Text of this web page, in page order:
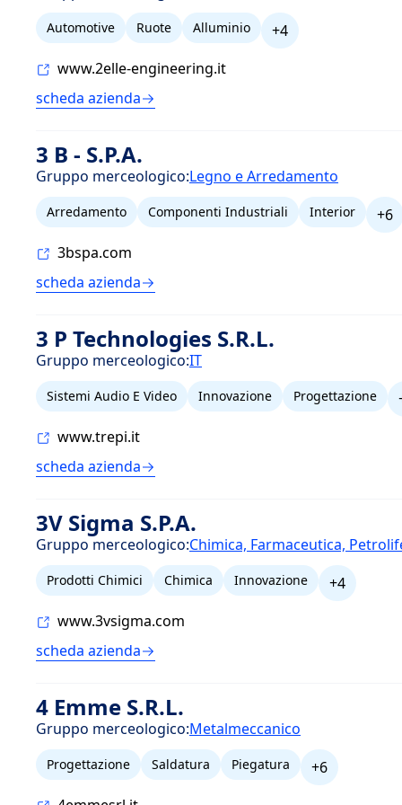
Automotive Ruote Alluminio
+4
www.2elle-engineering.it
scheda azienda
3 B - S.P.A.
Gruppo merceologico:Legno e Arredamento
Arredamento Componenti Industriali Interior
+6
3bspa.com
scheda azienda
3 P Technologies S.R.L.
Gruppo merceologico:IT
Sistemi Audio E Video Innovazione Progettazione
www.trepi.it
scheda azienda
3V Sigma S.P.A.
Gruppo merceologico:Chimica, Farmaceutica,
Prodotti Chimici Chimica Innovazione
+4
www.3vsigma.com
scheda azienda
4 Emme S.R.L.
Gruppo merceologico:Metalmeccanico
Progettazione Saldatura Piegatura
+6